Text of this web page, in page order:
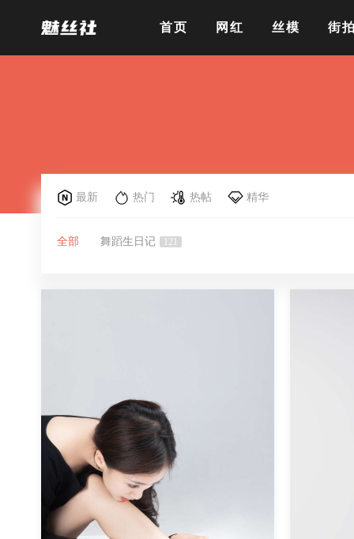
首页 网红 丝模 街
最新 热门 热帖 精华
全部 舞蹈生日记 121